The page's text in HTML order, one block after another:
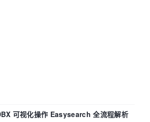
可视化操作 Easysearch 全流程解析